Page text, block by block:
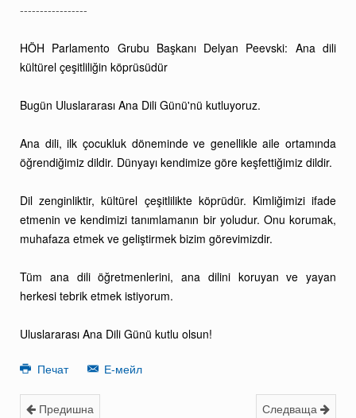
-----------------
HÖH Parlamento Grubu Başkanı Delyan Peevski: Ana dili
kültürel çeşitliliğin köprüsüdür
Bugün Uluslararası Ana Dili Günü'nü kutluyoruz.
Ana dili, ilk çocukluk döneminde ve genellikle aile ortamında
öğrendiğimiz dildir. Dünyayı kendimize göre keşfettiğimiz dildir.
Dil zenginliktir, kültürel çeşitlilikte köprüdür. Kimliğimizi ifade
etmenin ve kendimizi tanımlamanın bir yoludur. Onu korumak,
muhafaza etmek ve geliştirmek bizim görevimizdir.
Tüm ana dili öğretmenlerini, ana dilini koruyan ve yayan
herkesi tebrik etmek istiyorum.
Uluslararası Ana Dili Günü kutlu olsun!
Печат Е-мейл
Предишна Следваща